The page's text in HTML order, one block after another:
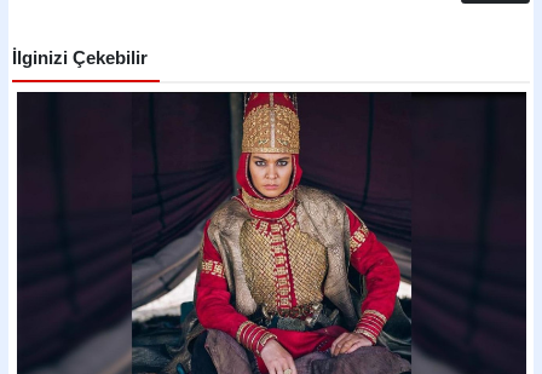
İlginizi Çekebilir